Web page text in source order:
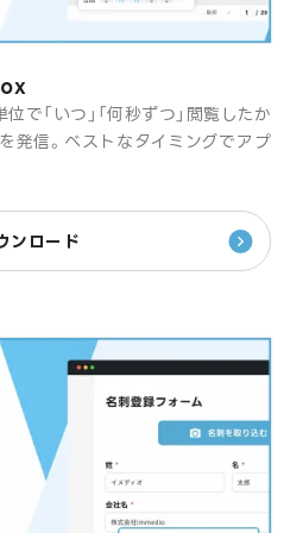
で「いつ」「何秒ずつ」閲覧したか
発信。ベストなタイミングでアプ
ンロード